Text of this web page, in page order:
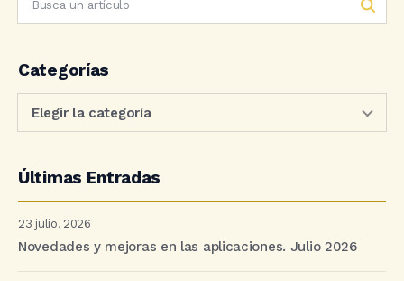
Categorías
Últimas Entradas
23 julio, 2026
Novedades y mejoras en las aplicaciones. Julio 2026